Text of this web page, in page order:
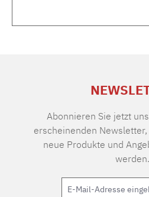
Abonnieren Sie jetzt
erscheinenden
neue Produkte und
werden.